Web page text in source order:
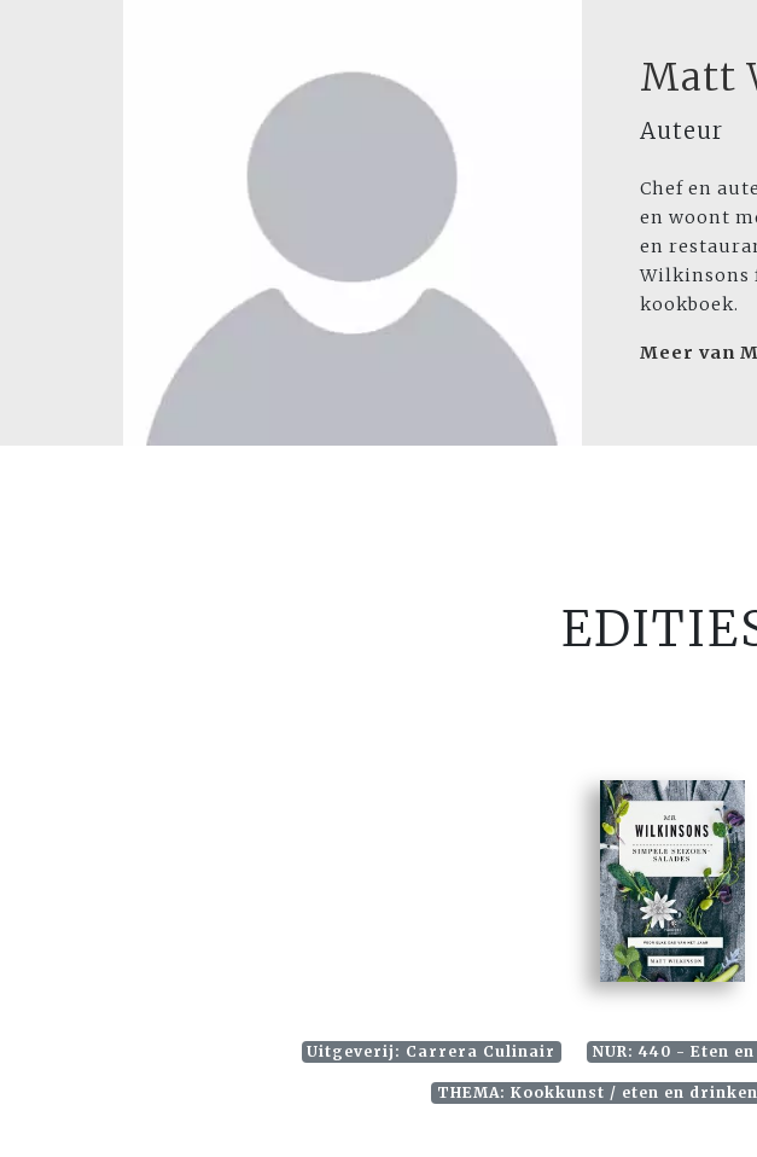
Matt
Auteur
Chef en
en woont
en
Wilkinsons
kookboek.
Meer van
Uitgeverij: Carrera Culinair NUR: 440 - Eten
THEMA: Kookkunst / eten en drinken